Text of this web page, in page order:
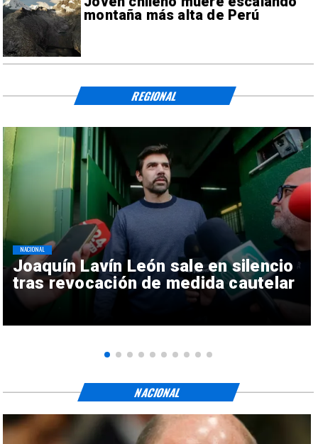
montaña más alta de Perú
Joaquín Lavín León sale en silencio
tras revocación de medida cautelar
NACIONAL
REGIONAL
NACIONAL